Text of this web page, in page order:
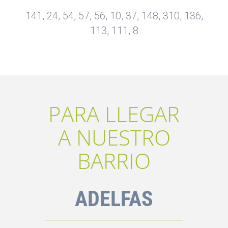
141, 24, 54, 57, 56, 10, 37, 148, 310, 136,
113, 111, 8
PARA LLEGAR
A NUESTRO
BARRIO
ADELFAS